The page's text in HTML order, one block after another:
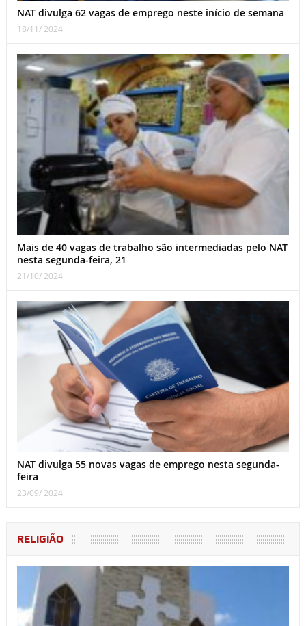
NAT divulga 62 vagas de emprego neste início de semana
18/11/ 2024
Mais de 40 vagas de trabalho são intermediadas pelo NAT
nesta segunda-feira, 21
21/10/ 2024
NAT divulga 55 novas vagas de emprego nesta segunda-
feira
23/09/ 2024
RELIGIÃO